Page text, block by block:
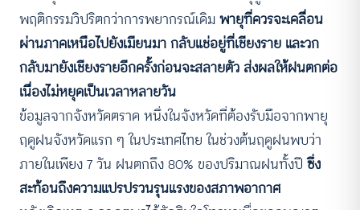
พฤติกรรมวิปริตกว่าการพยากรณ์เดิมพายุที่ควรจะเคลื่อน
ผ่านภาคเหนือไปยังเมียนมา กลับแช่อยู่ที่เชียงราย และวก
กลับมายังเชียงรายอีกครั้งก่อนจะสลายตัว ส่งผลให้ฝนตกต่อ
เนื่องไม่หยุดเป็นเวลาหลายวัน
ข้อมูลจากจังหวัดตราด หนึ่งในจังหวัดที่ต้องรับมือจากพายุ
ฤดูฝนจังหวัดแรก ๆ ในประเทศไทย ในช่วงต้นฤดูฝนพบว่า
ภายในเพียง 7 วัน ฝนตกถึง 80% ของปริมาณฝนทั้งปีซึ่ง
สะท้อนถึงความแปรปรวนรุนแรงของสภาพอากาศ